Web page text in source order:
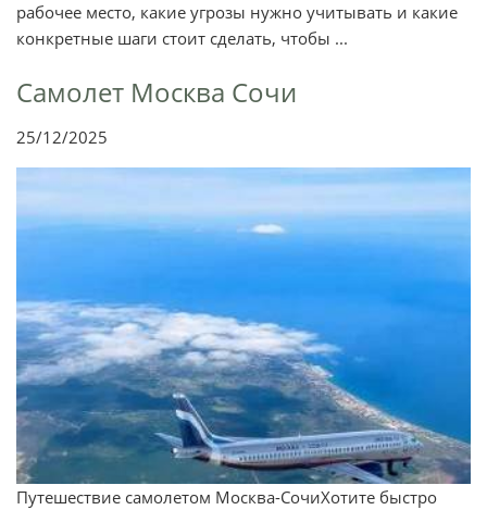
рабочее место, какие угрозы нужно учитывать и какие
конкретные шаги стоит сделать, чтобы ...
Самолет Москва Сочи
25/12/2025
Путешествие самолетом Москва-СочиХотите быстро